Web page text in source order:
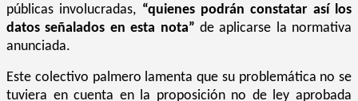
públicas involucradas, “quienes podrán constatar así los
datos señalados en esta nota” de aplicarse la normativa
anunciada.
Este colectivo palmero lamenta que su problemática no se
tuviera en cuenta en la proposición no de ley aprobada